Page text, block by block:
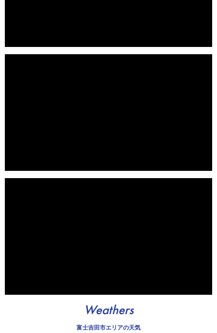
Weathers
富士吉田市エリアの天気